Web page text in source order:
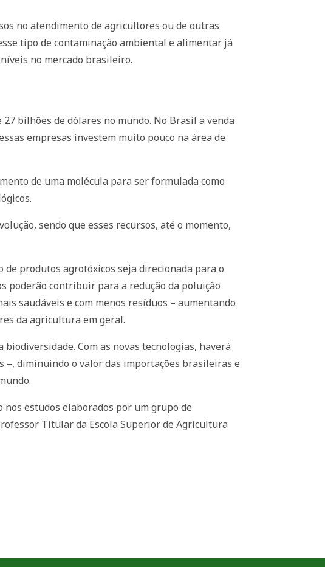
no atendimento de agricultores ou de outras
tipo de contaminação ambiental e alimentar já
no mercado brasileiro.
bilhões de dólares no mundo. No Brasil a venda
empresas investem muito pouco na área de
de uma molécula para ser formulada como
sendo que esses recursos, até o momento,
produtos agrotóxicos seja direcionada para o
poderão contribuir para a redução da poluição
saudáveis e com menos resíduos – aumentando
da agricultura em geral.
Com as novas tecnologias, haverá
–, diminuindo o valor das importações brasileiras e
nos estudos elaborados por um grupo de
Titular da Escola Superior de Agricultura